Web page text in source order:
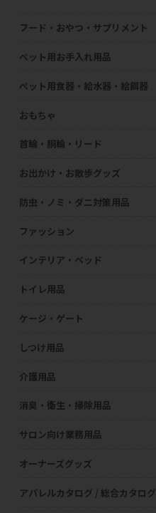
フード・おやつ・サプリメント
ペット用お手入れ用品
ペット用食器・給水器・給餌器
おもちゃ
首輪・胴輪・リード
お出かけ・お散歩グッズ
防虫・ノミ・ダニ対策用品
ファッション
インテリア・ベッド
トイレ用品
ケージ・ゲート
しつけ用品
介護用品
消臭・衛生・掃除用品
サロン向け業務用品
オーナーズグッズ
アパレルカタログ / 総合カタログ